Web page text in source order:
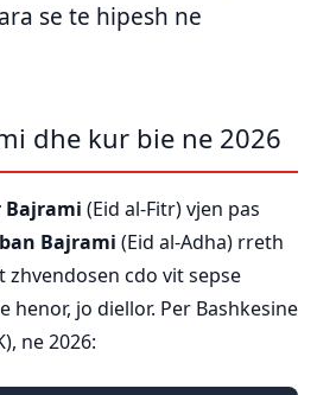
se te hipesh ne
dhe kur bie ne 2026
Bajrami (Eid al-Fitr) vjen pas
Bajrami (Eid al-Adha) rreth
zhvendosen cdo vit sepse
henor, jo diellor. Per Bashkesine
ne 2026: